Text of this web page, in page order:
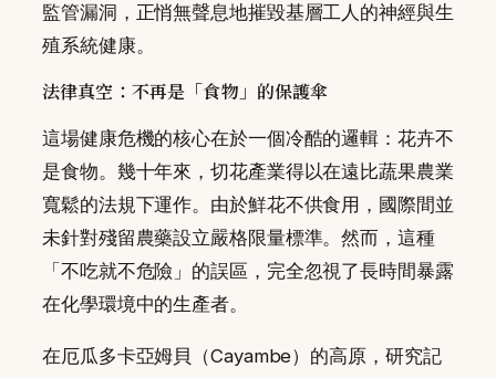
監管漏洞，正悄無聲息地摧毀基層工人的神經與生
殖系統健康。
法律真空：不再是「食物」的保護傘
這場健康危機的核心在於一個冷酷的邏輯：花卉不
是食物。幾十年來，切花產業得以在遠比蔬果農業
寬鬆的法規下運作。由於鮮花不供食用，國際間並
未針對殘留農藥設立嚴格限量標準。然而，這種
「不吃就不危險」的誤區，完全忽視了長時間暴露
在化學環境中的生產者。
在厄瓜多卡亞姆貝（Cayambe）的高原，研究記